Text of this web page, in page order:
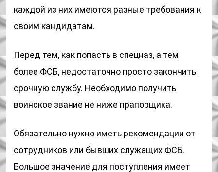
каждой из них имеются разные требования к
своим кандидатам.
Перед тем, как попасть в спецназ, а тем
более ФСБ, недостаточно просто закончить
срочную службу. Необходимо получить
воинское звание не ниже прапорщика.
Обязательно нужно иметь рекомендации от
сотрудников или бывших служащих ФСБ.
Большое значение для поступления имеет